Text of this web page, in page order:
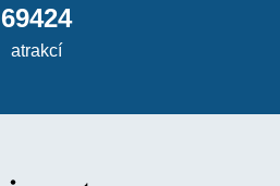
69424
atrakcí